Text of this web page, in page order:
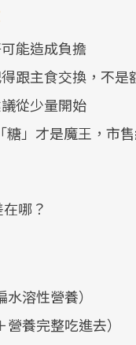
能造成負擔
跟主食交換，不是
從少量開始
」才是魔王，市
哪？
溶性營養）
養完整吃進去）